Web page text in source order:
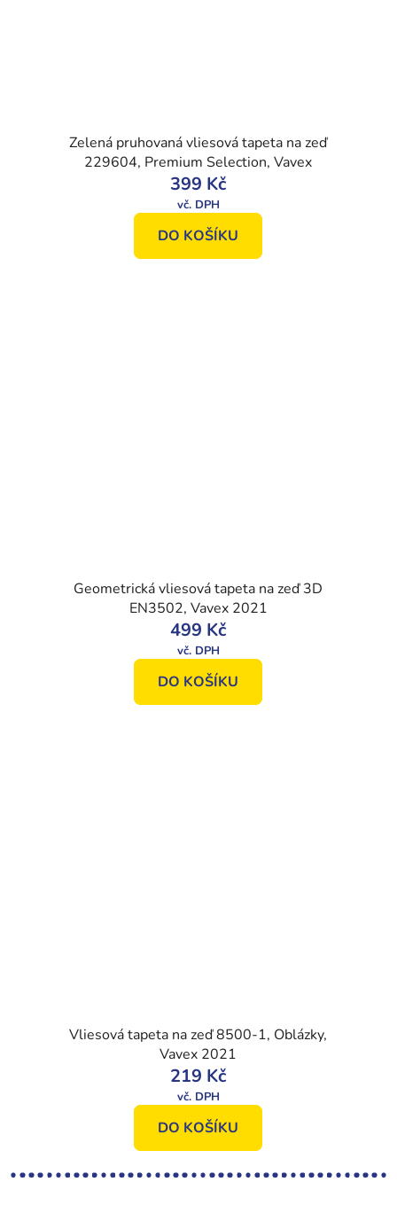
Zelená pruhovaná vliesová tapeta na zeď
229604, Premium Selection, Vavex
399 Kč
DO KOŠÍKU
Geometrická vliesová tapeta na zeď 3D
EN3502, Vavex 2021
499 Kč
DO KOŠÍKU
Vliesová tapeta na zeď 8500-1, Oblázky,
Vavex 2021
219 Kč
DO KOŠÍKU